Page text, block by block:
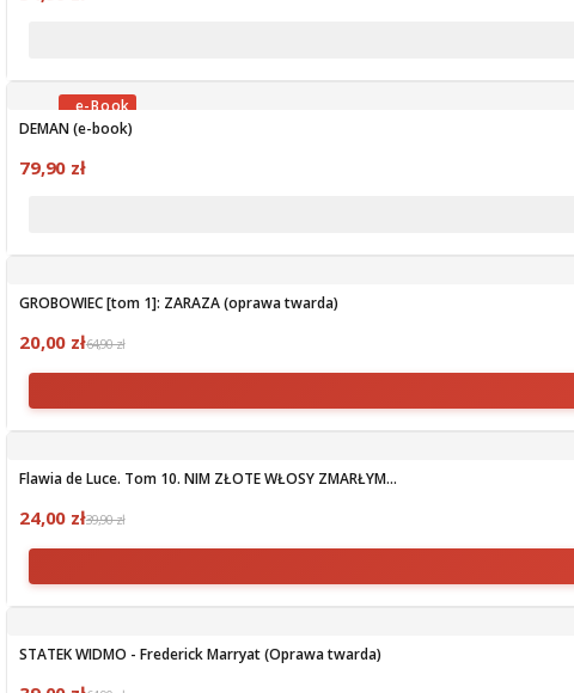
OBECNIE BRAK NA STANIE
DEMAN (e-book)
79,90 zł
GROBOWIEC [tom 1]: ZARAZA (oprawa twarda)
20,00 zł64,90 zł
Flawia de Luce. Tom 10. NIM ZŁOTE WŁOSY ZMARŁYM...
24,00 zł39,90 zł
STATEK WIDMO - Frederick Marryat (Oprawa twarda)